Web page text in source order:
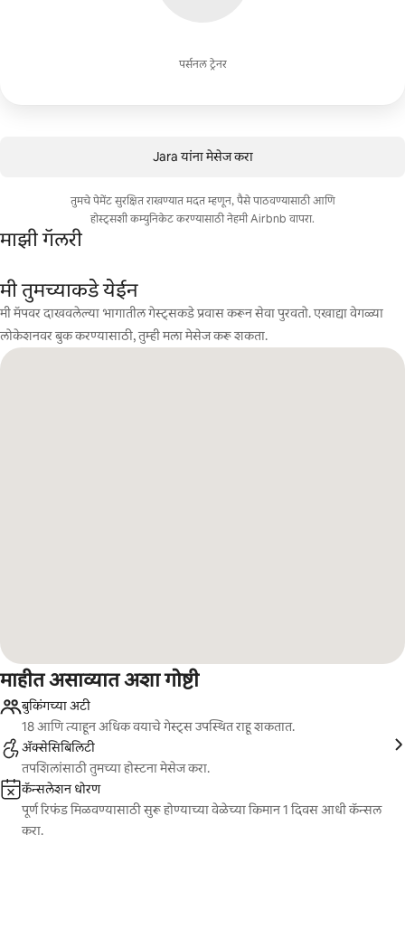
पर्सनल ट्रेनर
Jara यांना मेसेज करा
तुमचे पेमेंट सुरक्षित राखण्यात मदत म्हणून, पैसे पाठवण्यासाठी आणि
होस्ट्सशी कम्युनिकेट करण्यासाठी नेहमी Airbnb वापरा.
माझी गॅलरी
मी तुमच्याकडे येईन
मी मॅपवर दाखवलेल्या भागातील गेस्ट्सकडे प्रवास करून सेवा पुरवतो. एखाद्या वेगळ्या
लोकेशनवर बुक करण्यासाठी, तुम्ही मला मेसेज करू शकता.
माहीत असाव्यात अशा गोष्टी
बुकिंगच्या अटी
18 आणि त्याहून अधिक वयाचे गेस्ट्स उपस्थित राहू शकतात.
ॲक्सेसिबिलिटी
तपशिलांसाठी तुमच्या होस्टना मेसेज करा.
कॅन्सलेशन धोरण
पूर्ण रिफंड मिळवण्यासाठी सुरू होण्याच्या वेळेच्या किमान 1 दिवस आधी कॅन्सल
करा.